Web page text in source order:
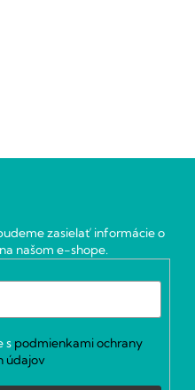
zasielať informácie o
našom e-shope.
s podmienkami ochrany
údajov